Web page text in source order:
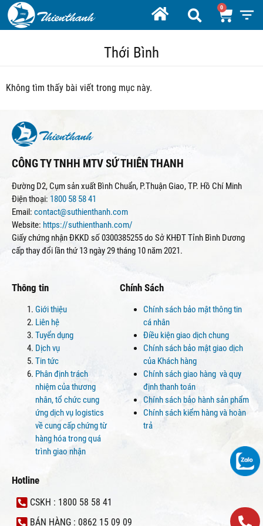
Thới Bình
Không tìm thấy bài viết trong mục này.
CÔNG TY TNHH MTV SỨ THIÊN THANH
Đường D2, Cụm sản xuất Bình Chuẩn, P.Thuận Giao, TP. Hồ Chí Minh
Điện thoại: 1800 58 58 41
Email: contact@suthienthanh.com
Website: https://suthienthanh.com/
Giấy chứng nhận ĐKKD số 0300385255 do Sở KHĐT Tỉnh Bình Dương
cấp thay đổi lần thứ 13 ngày 29 tháng 10 năm 2021.
Thông tin
Giới thiệu
Liên hệ
Tuyển dụng
Dịch vụ
Tin tức
Phân định trách
nhiệm của thương
nhân, tổ chức cung
ứng dịch vụ logistics
về cung cấp chứng từ
hàng hóa trong quá
trình giao nhận
Chính Sách
Chính sách bảo mật thông tin
cá nhân
Điều kiện giao dịch chung
Chính sách bảo mật giao dịch
của Khách hàng
Chính sách giao hàng và quy
định thanh toán
Chính sách bảo hành sản phẩm
Chính sách kiểm hàng và hoàn
trả
Hotline
CSKH : 1800 58 58 41
BÁN HÀNG : 0862 15 09 09